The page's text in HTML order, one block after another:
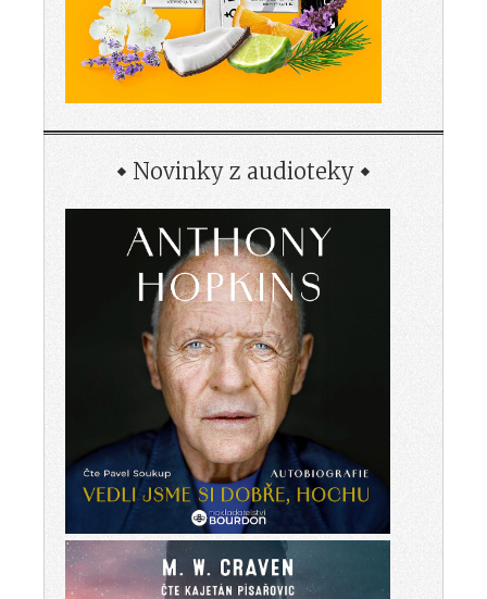
Novinky z audioteky